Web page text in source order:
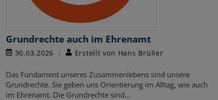
Grundrechte auch im Ehrenamt
30.03.2026 Erstellt von Hans Brüller
Das Fundament unseres Zusammenlebens sind unsere
Grundrechte. Sie geben uns Orientierung im Alltag, wie auch
im Ehrenamt. Die Grundrechte sind…